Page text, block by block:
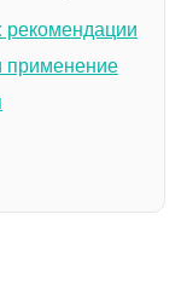
рекомендации
применение